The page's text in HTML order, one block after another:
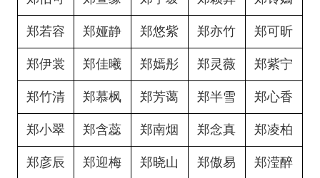
郑若容 郑娅静 郑悠紫 郑亦竹 郑可昕
郑伊裳 郑佳曦 郑嫣彤 郑灵薇 郑紫宁
郑竹清 郑慕枫 郑芳蔼 郑半雪 郑心香
郑小翠 郑含蕊 郑南烟 郑念真 郑凌柏
郑彦辰 郑迎梅 郑晓山 郑傲易 郑滢醉